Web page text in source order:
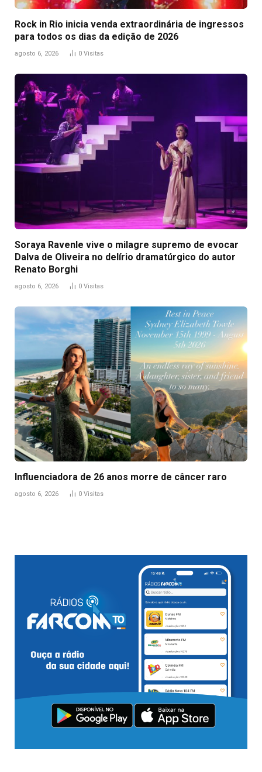
Rock in Rio inicia venda extraordinária de ingressos
para todos os dias da edição de 2026
agosto 6, 2026 0 Visitas
Soraya Ravenle vive o milagre supremo de evocar
Dalva de Oliveira no delírio dramatúrgico do autor
Renato Borghi
agosto 6, 2026 0 Visitas
Influenciadora de 26 anos morre de câncer raro
agosto 6, 2026 0 Visitas